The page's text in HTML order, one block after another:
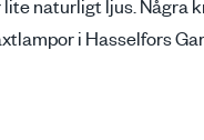
naturligt ljus. Några
i Hasselfors